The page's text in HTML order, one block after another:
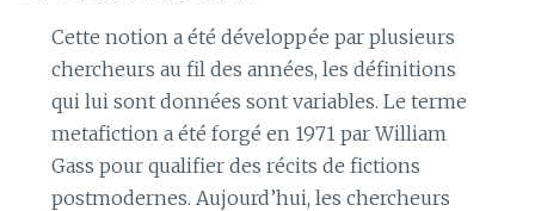
Cette notion a été développée par plusieurs
chercheurs au fil des années, les définitions
qui lui sont données sont variables. Le terme
metafiction a été forgé en 1971 par William
Gass pour qualifier des récits de fictions
postmodernes. Aujourd’hui, les chercheurs